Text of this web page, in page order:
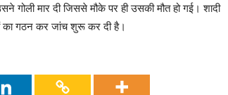
मार दी जिससे मौके पर ही उसकी मौत हो गई। शादी
का गठन कर जांच शुरू कर दी है।